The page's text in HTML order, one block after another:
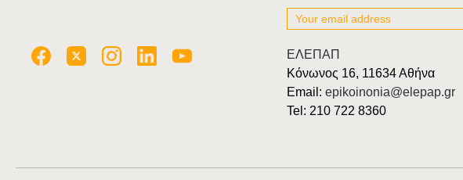
ΕΛΕΠΑΠ
Κόνωνος 16, 11634 Αθήνα
Email: epikoinonia@elepap.gr
Tel: 210 722 8360